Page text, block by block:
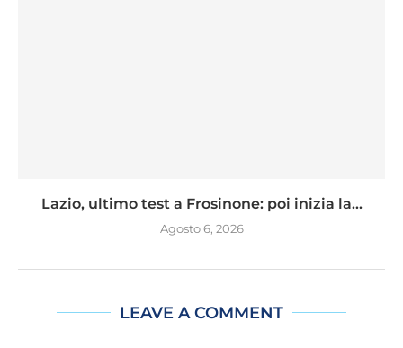
Lazio, ultimo test a Frosinone: poi inizia la...
Agosto 6, 2026
LEAVE A COMMENT